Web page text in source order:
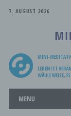
7. AUGUST 2026
MINI-
LEBEN IST
WÄHLE WEISE,
Main
MENU